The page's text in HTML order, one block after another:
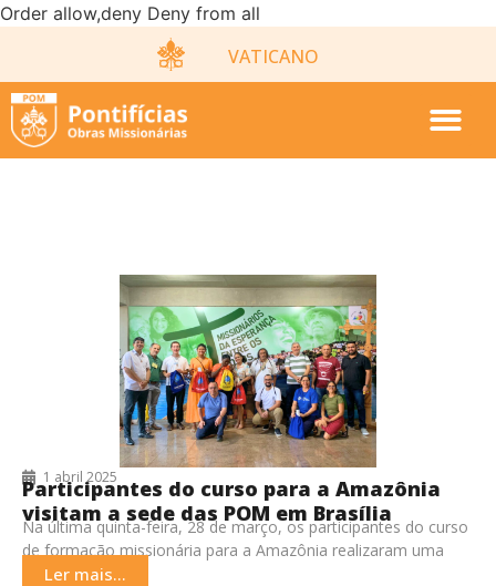
Order allow,deny Deny from all
VATICANO
1 abril 2025
Participantes do curso para a Amazônia
visitam a sede das POM em Brasília
Na última quinta-feira, 28 de março, os participantes do curso
de formação missionária para a Amazônia realizaram uma
visita à sede das Pontifícias Obras
Ler mais...